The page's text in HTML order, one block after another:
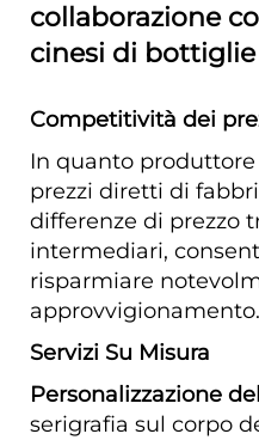
collaborazione
cinesi di
Competitività dei
In quanto
prezzi diretti di
differenze di prezzo
intermediari,
risparmiare
approvvigionamento.
Servizi Su Misura
Personalizzazione
serigrafia sul corpo